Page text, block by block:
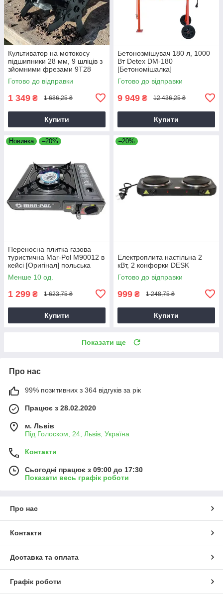
Культиватор на мотокосу
підшипники 28 мм, 9 шліців з
зйомними фрезами 9T28
Готово до відправки
1 349 ₴ 1 686,25 ₴
Купити
Бетонозмішувач 180 л, 1000
Вт Detex DM-180
[Бетономішалка]
Готово до відправки
9 949 ₴ 12 436,25 ₴
Купити
Новинка –20%
Переносна плитка газова
туристична Mar-Pol M90012 в
кейсі [Оригінал] польська
Менше 10 од.
1 299 ₴ 1 623,75 ₴
Купити
–20%
Електроплита настільна 2
кВт, 2 конфорки DESK
Готово до відправки
999 ₴ 1 248,75 ₴
Купити
Показати ще
Про нас
99% позитивних з 364 відгуків за рік
Працює з 28.02.2020
м. Львів
Під Голоском, 24, Львів, Україна
Контакти
Сьогодні працює з 09:00 до 17:30
Показати весь графік роботи
Про нас
Контакти
Доставка та оплата
Графік роботи